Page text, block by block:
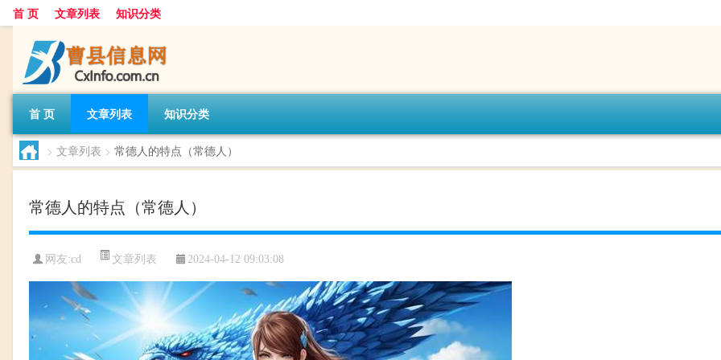
首 页 文章列表 知识分类
首 页 文章列表 知识分类
> 文章列表 > 常德人的特点（常德人）
常德人的特点（常德人）
网友:cd 文章列表 2024-04-12 09:03:08